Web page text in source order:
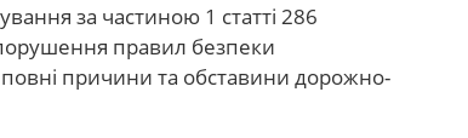
за частиною 1 статті 286
правил безпеки
повні причини та обставини дорожно-